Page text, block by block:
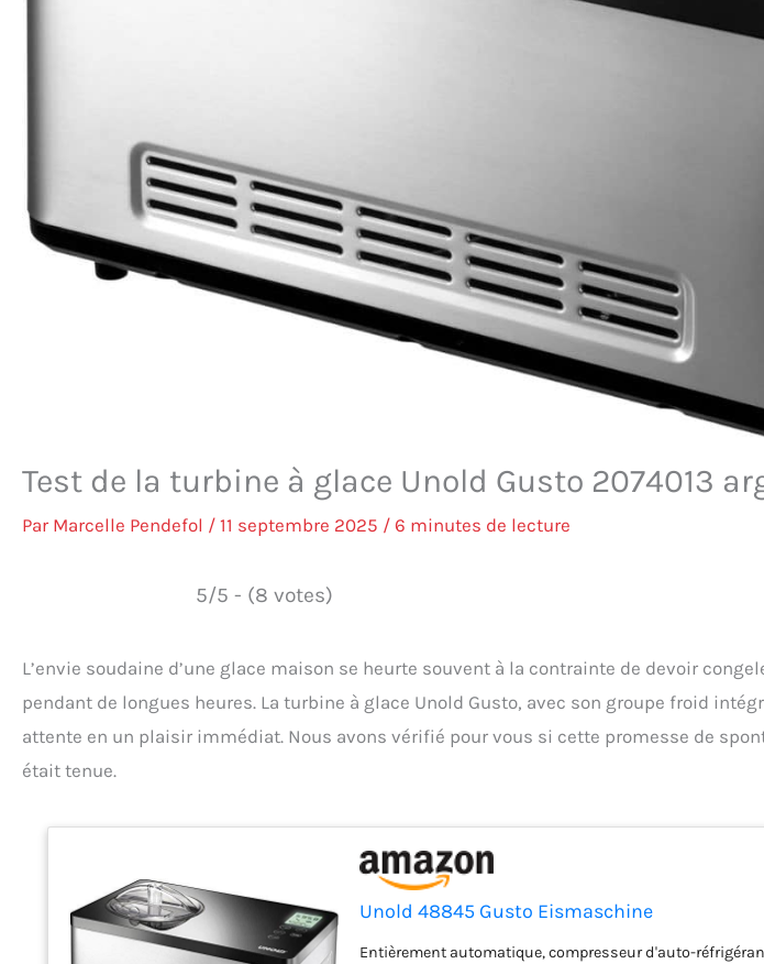
Test de la turbine à glace Unold Gusto 2074013
Par Marcelle Pendefol / 11 septembre 2025 / 6 minutes de lecture
5/5 - (8 votes)
L’envie soudaine d’une glace maison se heurte souvent à la contrainte de devoir
pendant de longues heures. La turbine à glace Unold Gusto, avec son groupe froid
attente en un plaisir immédiat. Nous avons vérifié pour vous si cette promesse de
était tenue.
Unold 48845 Gusto Eismaschine
Entièrement automatique, compresseur d'auto-